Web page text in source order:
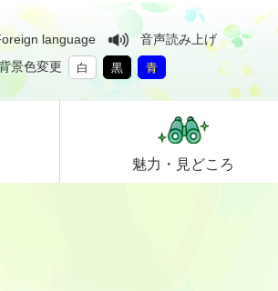
language
音声読み上げ
景色変更 白 黒 青
魅力・ 見どころ